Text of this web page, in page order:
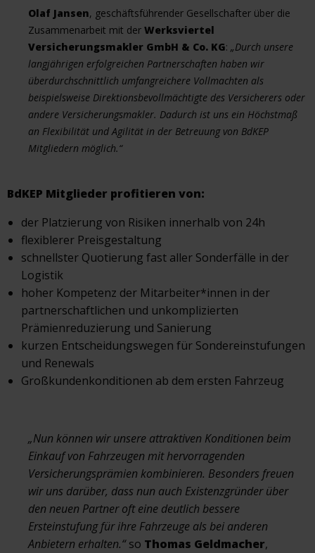
Olaf Jansen, geschäftsführender Gesellschafter über die
Zusammenarbeit mit der Werksviertel
Versicherungsmakler GmbH & Co. KG: „Durch unsere
langjährigen erfolgreichen Partnerschaften haben wir
überdurchschnittlich umfangreichere Vollmachten als
beispielsweise Direktionsbevollmächtigte des Versicherers oder
andere Versicherungsmakler. Dadurch ist uns ein Höchstmaß
an Flexibilität und Agilität in der Betreuung von BdKEP
Mitgliedern möglich.“
BdKEP Mitglieder profitieren von:
der Platzierung von Risiken innerhalb von 24h
flexiblerer Preisgestaltung
schnellster Quotierung fast aller Sonderfälle in der
Logistik
hoher Kompetenz der Mitarbeiter*innen in der
partnerschaftlichen und unkomplizierten
Prämienreduzierung und Sanierung
kurzen Entscheidungswegen für Sondereinstufungen
und Renewals
Großkundenkonditionen ab dem ersten Fahrzeug
„Nun können wir unsere attraktiven Konditionen beim
Einkauf von Fahrzeugen mit hervorragenden
Versicherungsprämien kombinieren. Besonders freuen
wir uns darüber, dass nun auch Existenzgründer über
den neuen Partner oft eine deutlich bessere
Ersteinstufung für ihre Fahrzeuge als bei anderen
Anbietern erhalten.“so Thomas Geldmacher,